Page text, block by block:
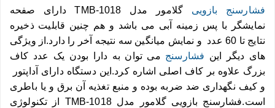
فشارسنج بازویی
گلامور مدل TMB-1018 دارای صفحه
نمایشگر با پس زمینه آبی می باشد و هم چنین قابلیت ذخیره
نتایج تا 60 عدد و نمایش میانگین سه نتیجه آخر را دارد.از ویژگی
های دیگر این فشارسنج می توان به دارا بودن یک عدد کاف
بزرگ علاوه بر کاف اصلی اشاره کرد.این دستگاه دارای آداپتور
و کیف نگهداری ضد ضربه بوده و منبع تغذیه آن برق و یا باطری
است.فشارسنج بازویی گلامور مدل TMB-1018 از تکنولوژی